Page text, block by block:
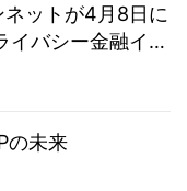
ットが4月8日に
イバシー金融イン
の未来